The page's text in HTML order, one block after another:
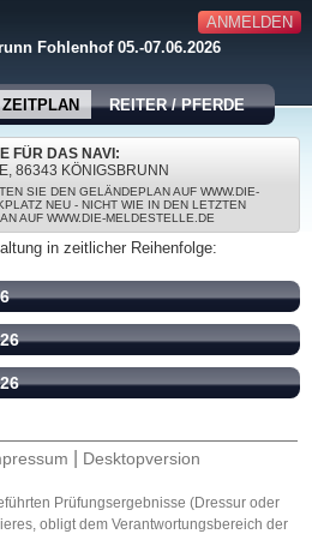
ANMELDEN
Fohlenhof 05.-07.06.2026
ZEITPLAN REITER / PFERDE
FÜR DAS NAVI:
86343 KÖNIGSBRUNN
SIE DEN GELÄNDEPLAN AUF WWW.DIE-
NEU - NICHT WIE IN DEN LETZTEN
AUF WWW.DIE-MELDESTELLE.DE
in zeitlicher Reihenfolge:
Desktopversion
Prüfungsergebnisse (Dressur oder
obligt dem Verantwortungsbereich der